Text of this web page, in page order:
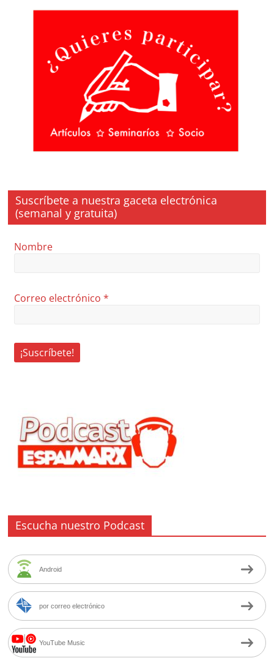
Suscríbete a nuestra gaceta electrónica
(semanal y gratuita)
Nombre
Correo electrónico*
Escucha nuestro Podcast
Android
por correo electrónico
YouTube Music